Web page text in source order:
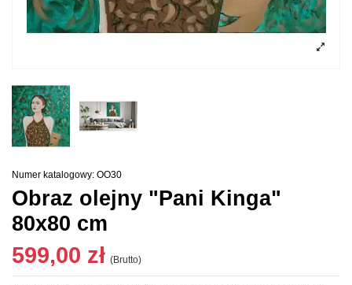
Numer katalogowy: OO30
Obraz olejny "Pani Kinga"
80x80 cm
599,00 zł (Brutto)